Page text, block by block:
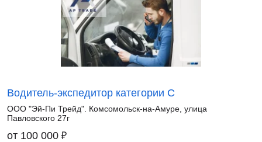
Водитель-экспедитор категории С
ООО "Эй-Пи Трейд". Комсомольск-на-Амуре, улица
Павловского 27г
от 100 000 ₽